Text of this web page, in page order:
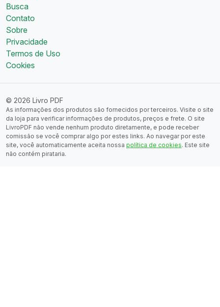
Busca
Contato
Sobre
Privacidade
Termos de Uso
Cookies
© 2026 Livro PDF
As informações dos produtos são fornecidos por terceiros. Visite o site
da loja para verificar informações de produtos, preços e frete. O site
LivroPDF não vende nenhum produto diretamente, e pode receber
comissão se você comprar algo por estes links. Ao navegar por este
site, você automaticamente aceita nossa política de cookies. Este site
não contém pirataria.